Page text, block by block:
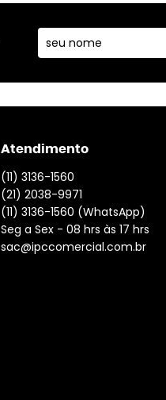
Atendimento
(11) 3136-1560
(21) 2038-9971
(11) 3136-1560 (WhatsApp)
Seg a Sex - 08 hrs às 17 hrs
sac@ipccomercial.com.br